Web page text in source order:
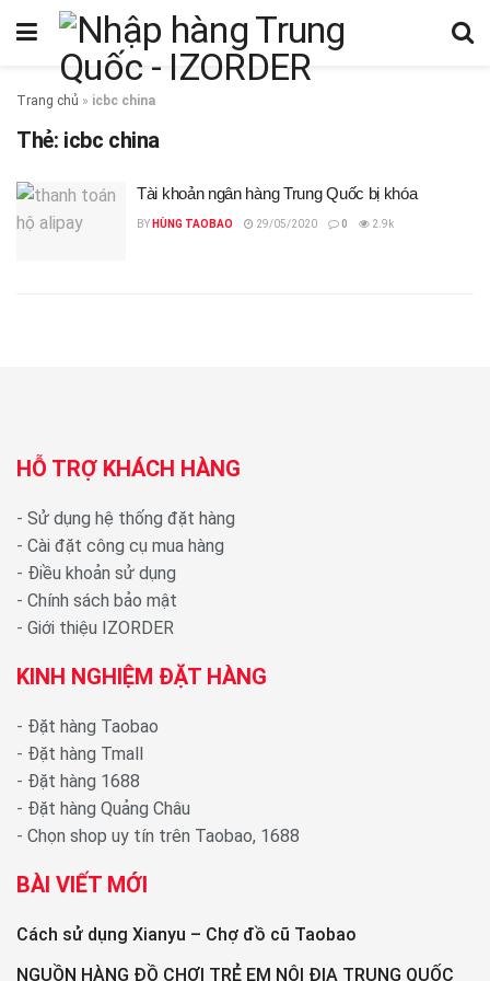
Trang chủ » icbc china
Thẻ: icbc china
Tài khoản ngân hàng Trung Quốc bị khóa
BY HÙNG TAOBAO 29/05/2020 0 2.9k
HỖ TRỢ KHÁCH HÀNG
- Sử dụng hệ thống đặt hàng
- Cài đặt công cụ mua hàng
- Điều khoản sử dụng
- Chính sách bảo mật
- Giới thiệu IZORDER
KINH NGHIỆM ĐẶT HÀNG
- Đặt hàng Taobao
- Đặt hàng Tmall
- Đặt hàng 1688
- Đặt hàng Quảng Châu
- Chọn shop uy tín trên Taobao, 1688
BÀI VIẾT MỚI
Cách sử dụng Xianyu – Chợ đồ cũ Taobao
NGUỒN HÀNG ĐỒ CHƠI TRẺ EM NỘI ĐỊA TRUNG QUỐC